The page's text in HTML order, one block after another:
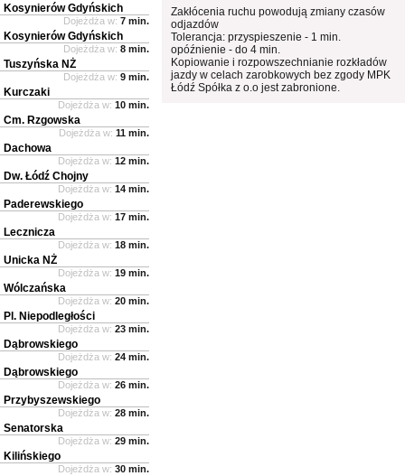
Zakłócenia ruchu powodują zmiany czasów
odjazdów
Tolerancja: przyspieszenie - 1 min.
opóźnienie - do 4 min.
Kopiowanie i rozpowszechnianie rozkładów
jazdy w celach zarobkowych bez zgody MPK
Łódź Spółka z o.o jest zabronione.
Kosynierów Gdyńskich
Dojeżdża w: 7 min.
Kosynierów Gdyńskich
Dojeżdża w: 8 min.
Tuszyńska NŻ
Dojeżdża w: 9 min.
Kurczaki
Dojeżdża w: 10 min.
Cm. Rzgowska
Dojeżdża w: 11 min.
Dachowa
Dojeżdża w: 12 min.
Dw. Łódź Chojny
Dojeżdża w: 14 min.
Paderewskiego
Dojeżdża w: 17 min.
Lecznicza
Dojeżdża w: 18 min.
Unicka NŻ
Dojeżdża w: 19 min.
Wólczańska
Dojeżdża w: 20 min.
Pl. Niepodległości
Dojeżdża w: 23 min.
Dąbrowskiego
Dojeżdża w: 24 min.
Dąbrowskiego
Dojeżdża w: 26 min.
Przybyszewskiego
Dojeżdża w: 28 min.
Senatorska
Dojeżdża w: 29 min.
Kilińskiego
Dojeżdża w: 30 min.